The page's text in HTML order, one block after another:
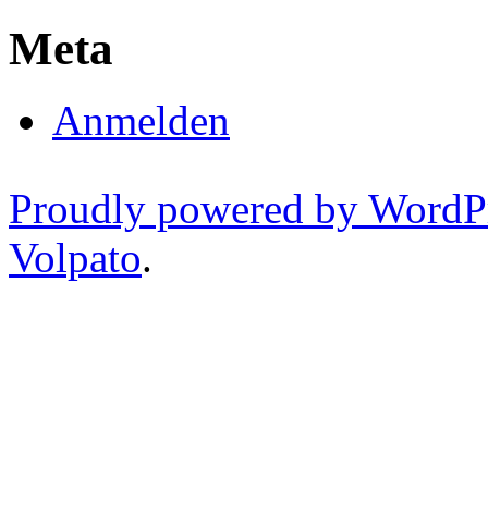
Meta
Anmelden
Proudly powered by
Volpato.